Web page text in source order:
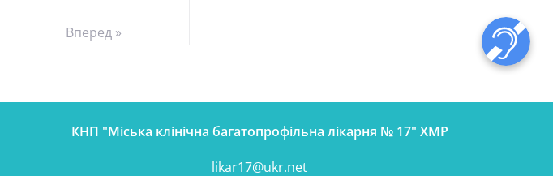
Вперед »
КНП "Міська клінічна багатопрофільна лікарня № 17" ХМР
likar17@ukr.net